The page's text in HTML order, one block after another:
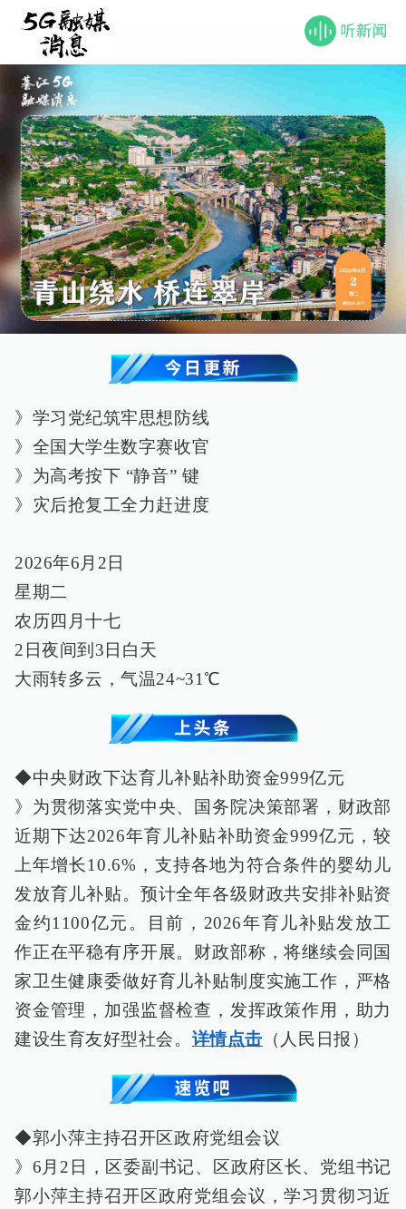
》学习党纪筑牢思想防线
》全国大学生数字赛收官
》为高考按下 “静音” 键
》灾后抢复工全力赶进度
2026年6月2日
星期二
农历四月十七
2日夜间到3日白天
大雨转多云，气温24~31℃
◆中央财政下达育儿补贴补助资金999亿元
》为贯彻落实党中央、国务院决策部署，财政部
近期下达2026年育儿补贴补助资金999亿元，较
上年增长10.6%，支持各地为符合条件的婴幼儿
发放育儿补贴。预计全年各级财政共安排补贴资
金约1100亿元。目前，2026年育儿补贴发放工
作正在平稳有序开展。财政部称，将继续会同国
家卫生健康委做好育儿补贴制度实施工作，严格
资金管理，加强监督检查，发挥政策作用，助力
建设生育友好型社会。 详情点击 （人民日报）
◆郭小萍主持召开区政府党组会议
》6月2日，区委副书记、区政府区长、党组书记
郭小萍主持召开区政府党组会议，学习贯彻习近